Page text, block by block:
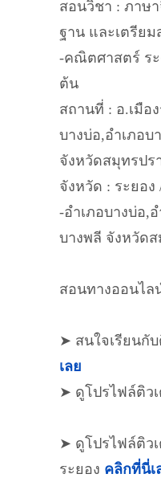
สอนวิชา : ภาษ
ฐาน และเตรียม
-คณิตศาสตร์ ร
ต้น
สถานที่ : อ.เมือ
บางบ่อ,อำเภอบ
จังหวัดสมุทรปร
จังหวัด : ระยอง
-อำเภอบางบ่อ,อ
บางพลี จังหวัด
สอนทางออนไล
➤ สนใจเรียนกั
เลย
➤ ดูโปรไฟล์ติว
➤ ดูโปรไฟล์ติว
ระยอง คลิกที่นี่เ